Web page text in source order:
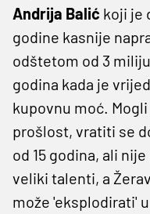
Andrija Balić koji je
godine kasnije
odštetom od 3
godina kada je
kupovnu moć.
prošlost, vratiti se
od 15 godina, ali
veliki talenti, a
može 'eksplodirati'